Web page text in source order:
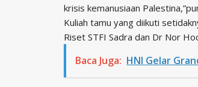
krisis kemanusiaan
Kuliah tamu yang diikuti
Riset STFI Sadra dan Dr Nor
Baca Juga: HNI Gelar